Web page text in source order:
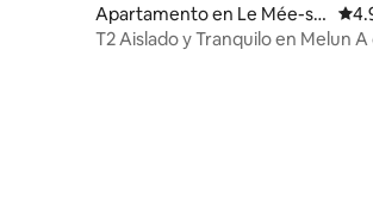
Apartamento en Le Mée-su
r-Seine
T2 Aislado y Tranquilo en Melun A